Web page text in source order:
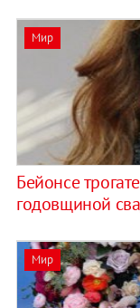
Мир
Бейонсе
годовщиной
Мир